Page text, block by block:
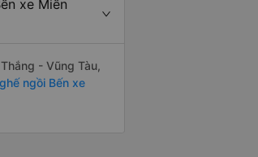
xe Miền
- Vũng Tàu,
ngồi Bến xe